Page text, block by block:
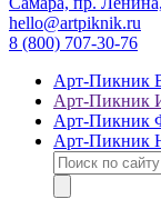
hello@artpiknik.ru
8 (800) 707-30-76
Арт-Пикник
Арт-Пикник
Арт-Пикник
Арт-Пикник